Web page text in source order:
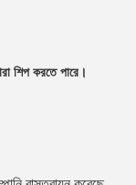
শিপ করতে পারে।